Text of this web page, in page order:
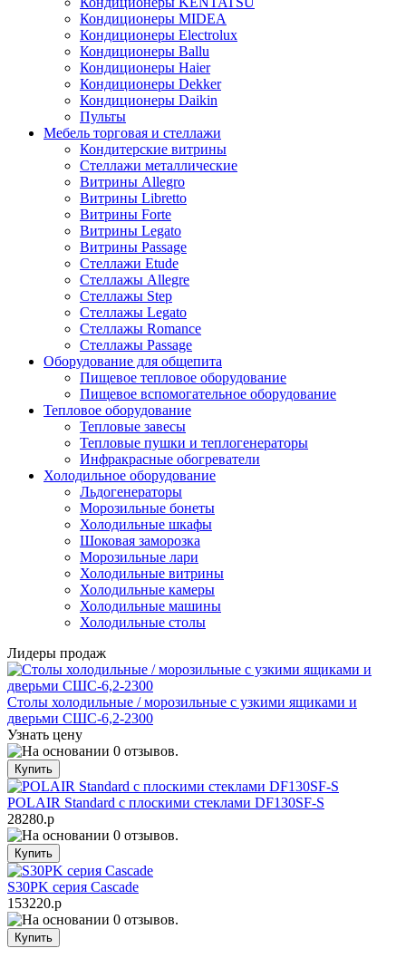
Кондиционеры MIDEA
Кондиционеры Electrolux
Кондиционеры Ballu
Кондиционеры Haier
Кондиционеры Dekker
Кондиционеры Daikin
Пульты
Мебель торговая и стеллажи
Кондитерские витрины
Стеллажи металлические
Витрины Allegro
Витрины Libretto
Витрины Forte
Витрины Legato
Витрины Passage
Стеллажи Etude
Стеллажы Allegre
Стеллажы Step
Стеллажы Legato
Стеллажы Romance
Стеллажы Passage
Оборудование для общепита
Пищевое тепловое оборудование
Пищевое вспомогательное оборудование
Тепловое оборудование
Тепловые завесы
Тепловые пушки и теплогенераторы
Инфракрасные обогреватели
Холодильное оборудование
Льдогенераторы
Морозильные бонеты
Холодильные шкафы
Шоковая заморозка
Морозильные лари
Холодильные витрины
Холодильные камеры
Холодильные машины
Холодильные столы
Лидеры продаж
Столы холодильные / морозильные с узкими ящиками и
дверьми СШС-6,2-2300
Узнать цену
POLAIR Standard с плоскими стеклами DF130SF-S
28280.р
S30PK серия Cascade
153220.р